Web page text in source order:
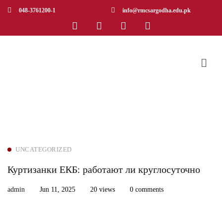
048-3761200-1 info@rmcsargodha.edu.pk
UNCATEGORIZED
Куртизанки ЕКБ: работают ли круглосуточно
admin Jun 11, 2025 20 views 0 comments